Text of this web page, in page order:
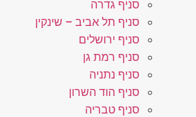
סניף גדרה
סניף תל אביב – שינקין
סניף ירושלים
סניף רמת גן
סניף נתניה
סניף הוד השרון
סניף טבריה